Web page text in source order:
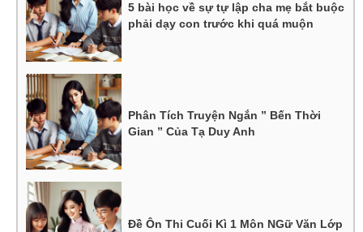
5 bài học về sự tự lập cha mẹ bắt buộc
phải dạy con trước khi quá muộn
Phân Tích Truyện Ngắn ” Bến Thời
Gian ” Của Tạ Duy Anh
Đề Ôn Thi Cuối Kì 1 Môn NGữ Văn Lớp